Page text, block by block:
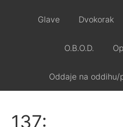
Glave Dvokorak
O.B.O.D.
Oddaje na
137: